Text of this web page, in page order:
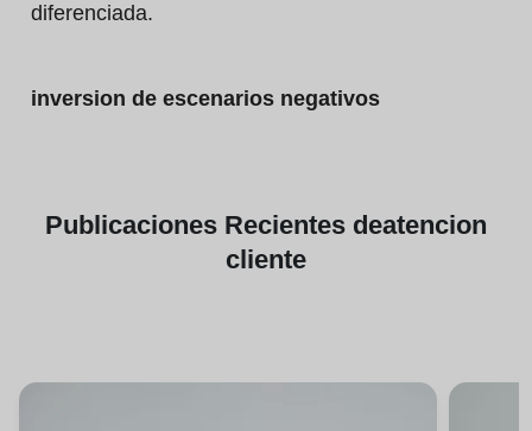
diferenciada.
inversion de escenarios negativos
Publicaciones Recientes deatencion
cliente